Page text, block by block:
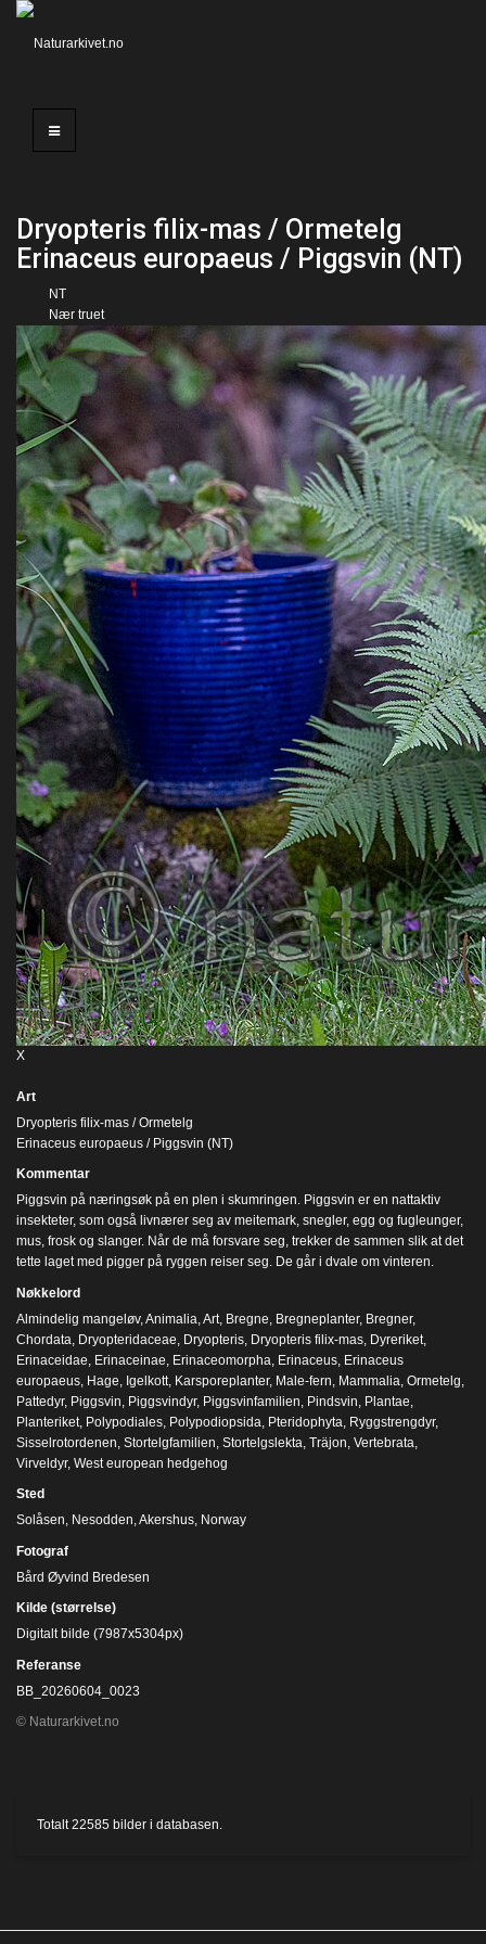
Dryopteris filix-mas / Ormetelg
Erinaceus europaeus / Piggsvin (NT)
NT
Nær truet
X
Art
Dryopteris filix-mas / Ormetelg
Erinaceus europaeus / Piggsvin (NT)
Kommentar
Piggsvin på næringsøk på en plen i skumringen. Piggsvin er en nattaktiv
insekteter, som også livnærer seg av meitemark, snegler, egg og fugleunger,
mus, frosk og slanger. Når de må forsvare seg, trekker de sammen slik at det
tette laget med pigger på ryggen reiser seg. De går i dvale om vinteren.
Nøkkelord
Almindelig mangeløv, Animalia Art Bregne Bregneplanter, Bregner,
Chordata Dryopteridaceae Dryopteris Dryopteris filix-mas Dyreriket
Erinaceidae Erinaceinae Erinaceomorpha Erinaceus Erinaceus
europaeus Hage Igelkott Karsporeplanter, Male-fern Mammalia Ormetelg
Pattedyr, Piggsvin Piggsvindyr, Piggsvinfamilien Pindsvin Plantae
Planteriket Polypodiales Polypodiopsida Pteridophyta Ryggstrengdyr,
Sisselrotordenen Stortelgfamilien Stortelgslekta Träjon Vertebrata
Virveldyr, West european hedgehog
Sted
Solåsen, Nesodden, Akershus, Norway
Fotograf
Bård Øyvind Bredesen
Kilde (størrelse)
Digitalt bilde (7987x5304px)
Referanse
BB_20260604_0023
© Naturarkivet.no
Totalt22585 bilder i databasen.